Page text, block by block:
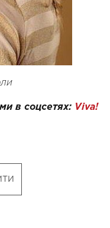
в соцсетях: Viva!